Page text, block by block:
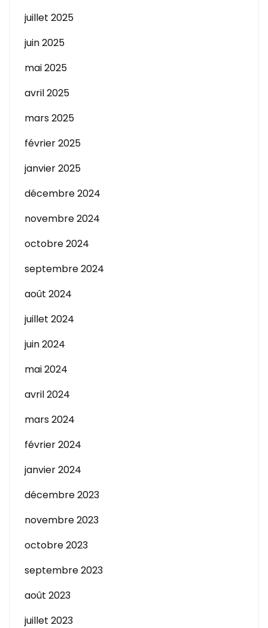
juillet 2025
juin 2025
mai 2025
avril 2025
mars 2025
février 2025
janvier 2025
décembre 2024
novembre 2024
octobre 2024
septembre 2024
août 2024
juillet 2024
juin 2024
mai 2024
avril 2024
mars 2024
février 2024
janvier 2024
décembre 2023
novembre 2023
octobre 2023
septembre 2023
août 2023
juillet 2023